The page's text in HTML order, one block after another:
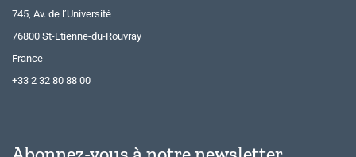
745, Av. de l’Université
76800 St-Etienne-du-Rouvray
France
+33 2 32 80 88 00